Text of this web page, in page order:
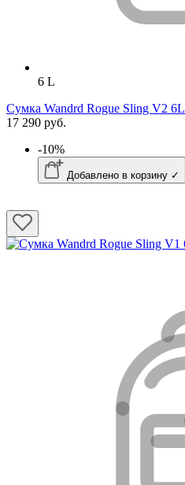
6 L
Сумка Wandrd Rogue Sling V2 6L
17 290 руб.
-10%
Добавлено в корзину ✓